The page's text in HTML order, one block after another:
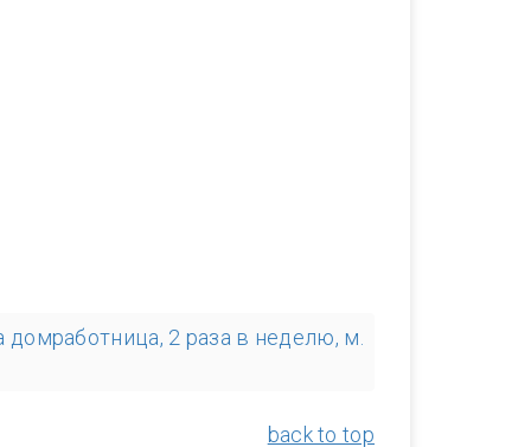
домработница, 2 раза в неделю, м.
back to top